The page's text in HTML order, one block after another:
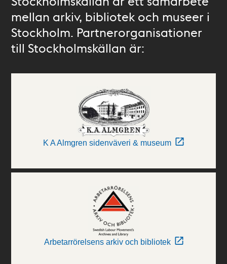
mellan arkiv, bibliotek och museer i
Stockholm. Partnerorganisationer
till Stockholmskällan är:
K A Almgren sidenväveri & museum
Arbetarrörelsens arkiv och bibliotek